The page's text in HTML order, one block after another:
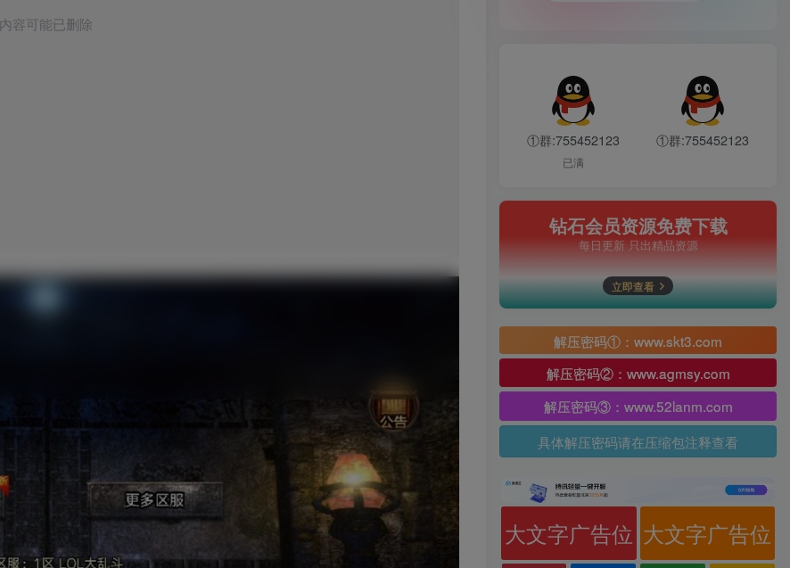
①群:755452123
已满
①群:755452123
钻石会员资源免费下载
每日更新 只出精品资源
立即查看
解压密码①：www.skt3.com
解压密码②：www.agmsy.com
解压密码③：www.52lanm.com
具体解压密码请在压缩包注释查看
大文字广告位 大文字广告位